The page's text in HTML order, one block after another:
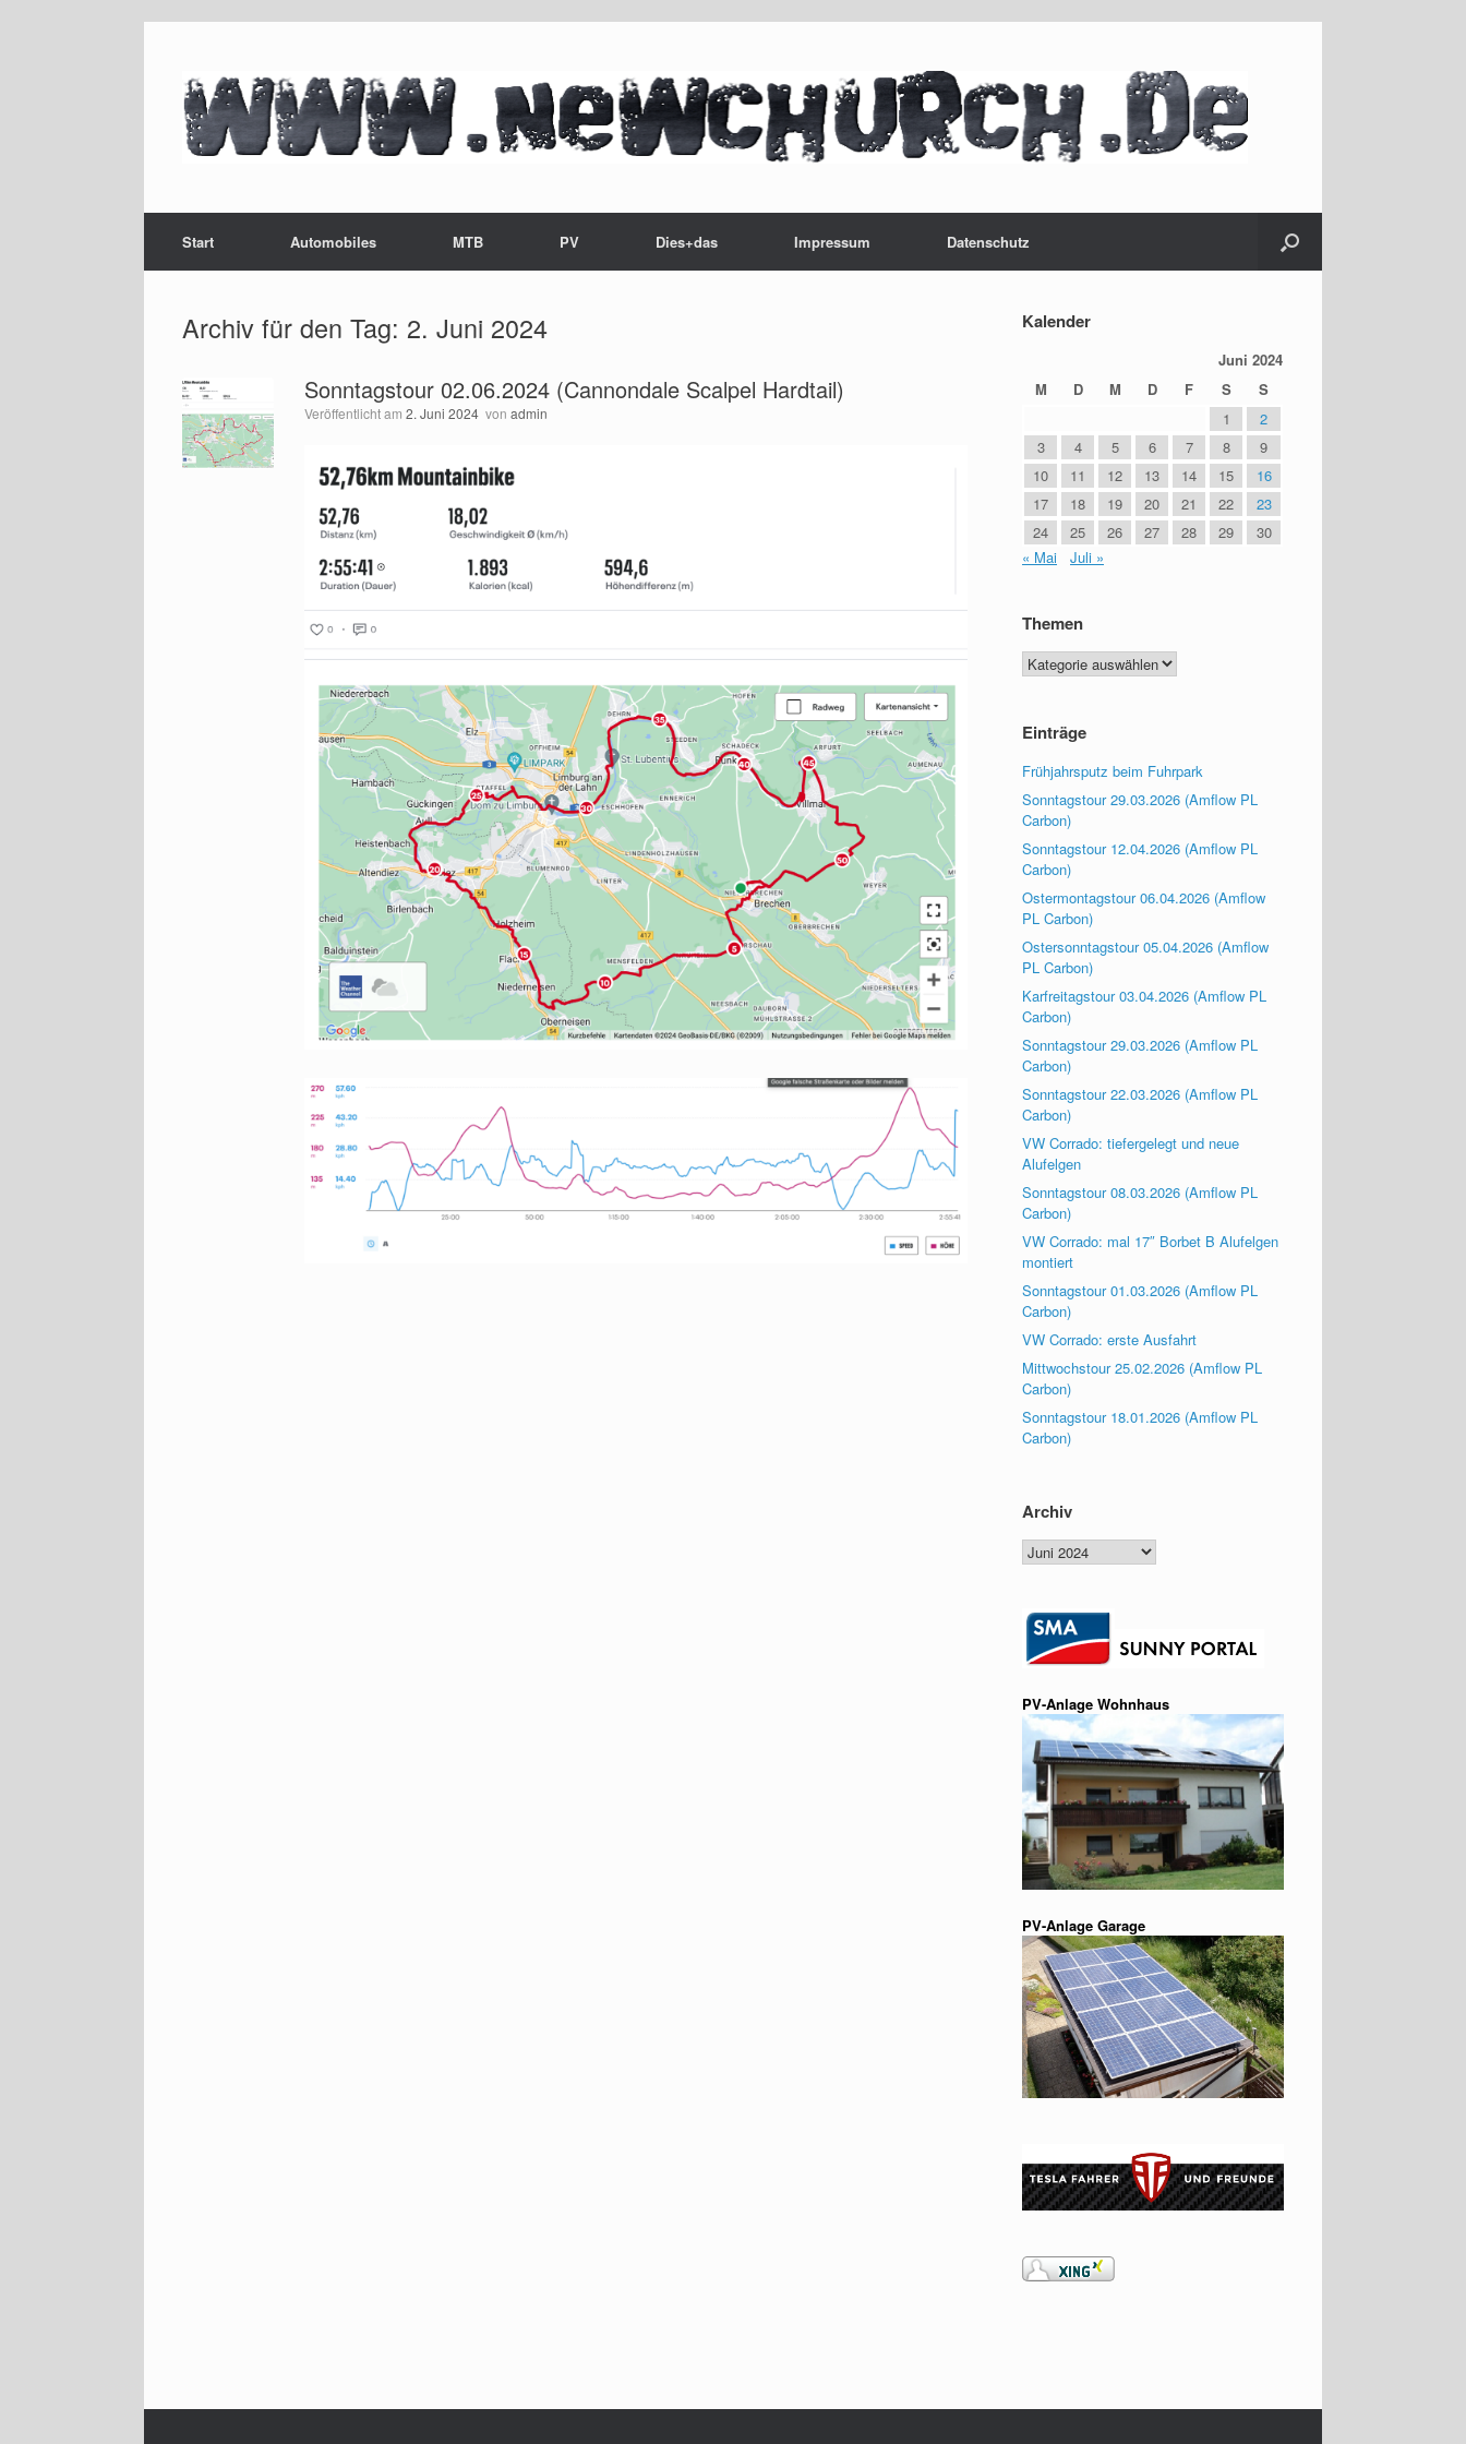
springen
Start Automobiles MTB PV Dies+das Impressum Datenschutz
Archiv für den Tag: 2. Juni 2024
Sonntagstour 02.06.2024 (Cannondale Scalpel Hardtail)
Veröffentlicht am2. Juni 2024 vonadmin
Kalender
Juni 2024
M
D M D F S
S
1
2
3
4 5 6 7 8
9
10
11 12 13 14 15
16
17
18 19 20 21 22
23
24
25 26 27 28 29
30
« Mai
Juli »
Themen
Themen
Einträge
Frühjahrsputz beim Fuhrpark
Sonntagstour 29.03.2026 (Amflow PL
Carbon)
Sonntagstour 12.04.2026 (Amflow PL
Carbon)
Ostermontagstour 06.04.2026 (Amflow
PL Carbon)
Ostersonntagstour 05.04.2026 (Amflow
PL Carbon)
Karfreitagstour 03.04.2026 (Amflow PL
Carbon)
Sonntagstour 29.03.2026 (Amflow PL
Carbon)
Sonntagstour 22.03.2026 (Amflow PL
Carbon)
VW Corrado: tiefergelegt und neue
Alufelgen
Sonntagstour 08.03.2026 (Amflow PL
Carbon)
VW Corrado: mal 17″ Borbet B Alufelgen
montiert
Sonntagstour 01.03.2026 (Amflow PL
Carbon)
VW Corrado: erste Ausfahrt
Mittwochstour 25.02.2026 (Amflow PL
Carbon)
Sonntagstour 18.01.2026 (Amflow PL
Carbon)
Archiv
Archiv
PV-Anlage Wohnhaus
PV-Anlage Garage